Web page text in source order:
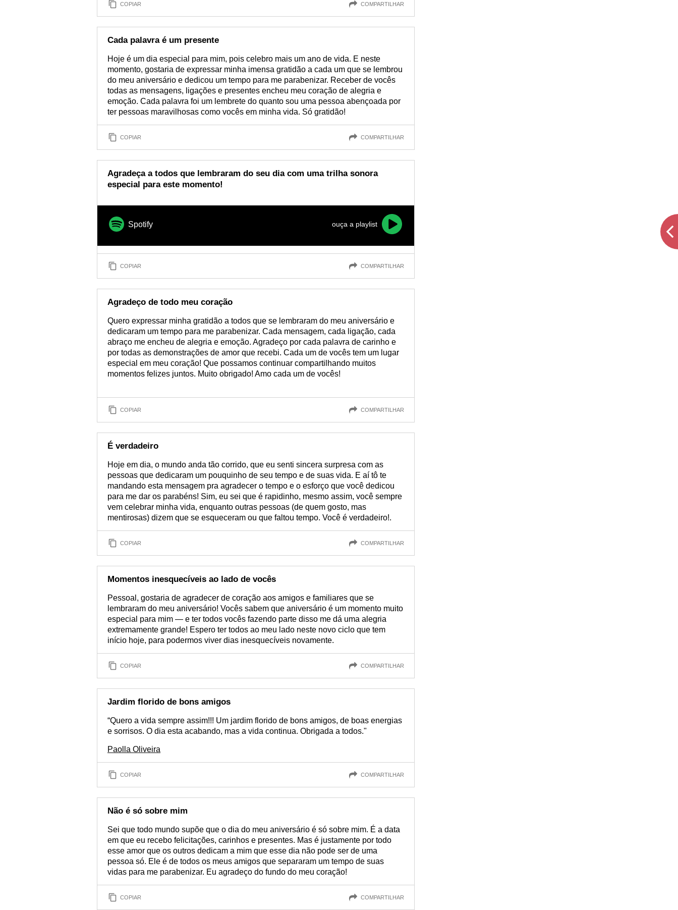
COPIAR COMPARTILHAR
Cada palavra é um presente
Hoje é um dia especial para mim, pois celebro mais um ano de vida. E neste
momento, gostaria de expressar minha imensa gratidão a cada um que se lembrou
do meu aniversário e dedicou um tempo para me parabenizar. Receber de vocês
todas as mensagens, ligações e presentes encheu meu coração de alegria e
emoção. Cada palavra foi um lembrete do quanto sou uma pessoa abençoada por
ter pessoas maravilhosas como vocês em minha vida. Só gratidão!
COPIAR COMPARTILHAR
Agradeça a todos que lembraram do seu dia com uma trilha sonora
especial para este momento!
Spotify ouça a playlist
COPIAR COMPARTILHAR
Agradeço de todo meu coração
Quero expressar minha gratidão a todos que se lembraram do meu aniversário e
dedicaram um tempo para me parabenizar. Cada mensagem, cada ligação, cada
abraço me encheu de alegria e emoção. Agradeço por cada palavra de carinho e
por todas as demonstrações de amor que recebi. Cada um de vocês tem um lugar
especial em meu coração! Que possamos continuar compartilhando muitos
momentos felizes juntos. Muito obrigado! Amo cada um de vocês!
COPIAR COMPARTILHAR
É verdadeiro
Hoje em dia, o mundo anda tão corrido, que eu senti sincera surpresa com as
pessoas que dedicaram um pouquinho de seu tempo e de suas vida. E aí tô te
mandando esta mensagem pra agradecer o tempo e o esforço que você dedicou
para me dar os parabéns! Sim, eu sei que é rapidinho, mesmo assim, você sempre
vem celebrar minha vida, enquanto outras pessoas (de quem gosto, mas
mentirosas) dizem que se esqueceram ou que faltou tempo. Você é verdadeiro!.
COPIAR COMPARTILHAR
Momentos inesquecíveis ao lado de vocês
Pessoal, gostaria de agradecer de coração aos amigos e familiares que se
lembraram do meu aniversário! Vocês sabem que aniversário é um momento muito
especial para mim — e ter todos vocês fazendo parte disso me dá uma alegria
extremamente grande! Espero ter todos ao meu lado neste novo ciclo que tem
início hoje, para podermos viver dias inesquecíveis novamente.
COPIAR COMPARTILHAR
Jardim florido de bons amigos
“Quero a vida sempre assim!!! Um jardim florido de bons amigos, de boas energias
e sorrisos. O dia esta acabando, mas a vida continua. Obrigada a todos."
Paolla Oliveira
COPIAR COMPARTILHAR
Não é só sobre mim
Sei que todo mundo supõe que o dia do meu aniversário é só sobre mim. É a data
em que eu recebo felicitações, carinhos e presentes. Mas é justamente por todo
esse amor que os outros dedicam a mim que esse dia não pode ser de uma
pessoa só. Ele é de todos os meus amigos que separaram um tempo de suas
vidas para me parabenizar. Eu agradeço do fundo do meu coração!
COPIAR COMPARTILHAR